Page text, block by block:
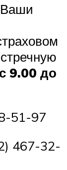
9.00 до
51-97
467-32-